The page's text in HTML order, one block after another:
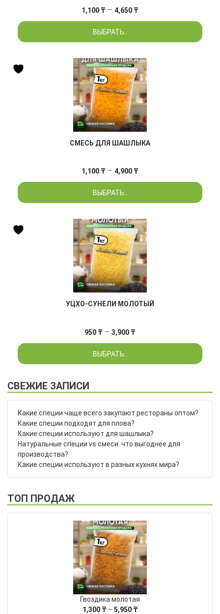
1,100 ₸ – 4,650 ₸
цен:
–
4,650 ₸
ВЫБРАТЬ..
СМЕСЬ ДЛЯ ШАШЛЫКА
1,100 ₸ – 4,900 ₸
цен:
–
4,900 ₸
ВЫБРАТЬ..
УЦХО-СУНЕЛИ МОЛОТЫЙ
950 ₸ – 3,900 ₸
цен:
–
ВЫБРАТЬ..
СВЕЖИЕ ЗАПИСИ
Какие специи чаще всего закупают рестораны оптом?
Какие специи подходят для плова?
Какие специи используют для шашлыка?
Натуральные специи vs смеси: что выгоднее для
производства?
Какие специи используют в разных кухнях мира?
ТОП ПРОДАЖ
Гвоздика молотая
1,300 ₸ – 5,950 ₸Диапазон